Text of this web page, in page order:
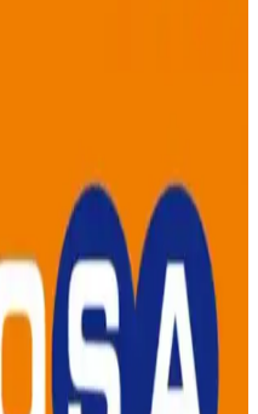
ve Güncel Piyasa
koşulları hakkında güncel
gereken noktalar
Özellikleri: Geniş
İpuçları